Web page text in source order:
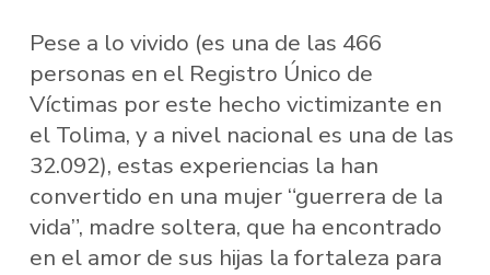
Pese a lo vivido (es una de las 466
personas en el Registro Único de
Víctimas por este hecho victimizante en
el Tolima, y a nivel nacional es una de las
32.092), estas experiencias la han
convertido en una mujer “guerrera de la
vida”, madre soltera, que ha encontrado
en el amor de sus hijas la fortaleza para